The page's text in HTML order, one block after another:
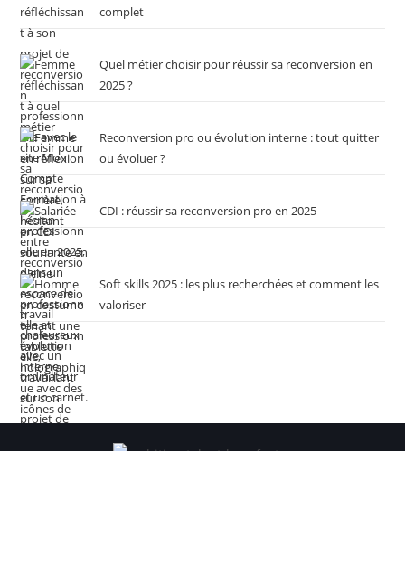
complet
Quel métier choisir pour réussir sa reconversion en
2025 ?
Reconversion pro ou évolution interne : tout quitter
ou évoluer ?
CDI : réussir sa reconversion pro en 2025
Soft skills 2025 : les plus recherchées et comment les
valoriser